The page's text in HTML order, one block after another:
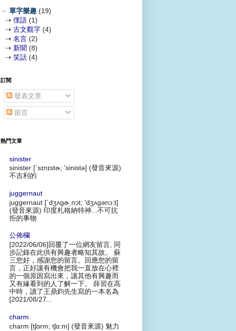
－ 單字樂趣 (19)
⇢ 俚語 (1)
⇢ 古文觀字 (4)
⇢ 名言 (2)
⇢ 新聞 (8)
⇢ 笑話 (4)
訂閱
發表文章
留言
熱門文章
sinister
sinister [`sɪnɪstɚ; 'sinistə] (發音來源)
不吉利的
juggernaut
juggernaut [`dʒʌgɚˌnɔt; 'dʒʌgənɔ:t]
(發音來源) 印度札格納特神...不可抗
拒的事物
公佈欄
[2022/06/06]回覆了一位網友留言, 同
步記錄在此供有興趣者略知其故。 蘇
三您好，感謝您的留言。回應您的留
言，正好讓有機會把我一直放在心裡
的一個原因寫出來，讓其他有興趣而
又有緣看到的人了解一下。 薛習在高
中時，讀了王鼎鈞先生寫的一本名為
[2021/08/27...
charm
charm [tʃɑrm; tʃɑ:m] (發音來源) 魅力